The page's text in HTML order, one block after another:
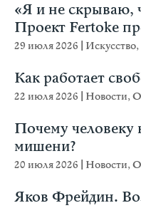
«Я и не скрываю,
Проект Fertoke
29 июля 2026 Искусство,
Как работает
22 июля 2026 Новости,
Почему человеку
мишени?
20 июля 2026 Новости,
Яков Фрейдин.